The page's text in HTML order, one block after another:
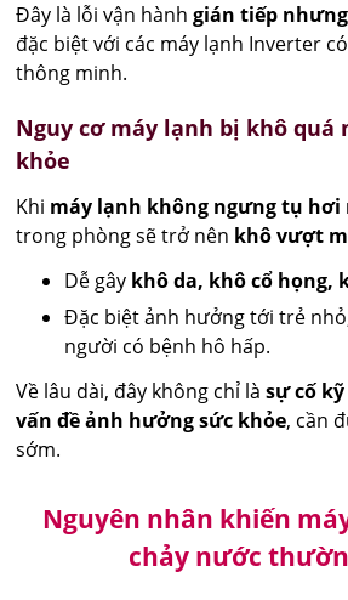
Đây là lỗi vận hànhgián tiếp
đặc biệt với các máy lạnh Inverter
thông minh.
Nguy cơ máy lạnh bị khô quá
khỏe
Khi máy lạnh không ngưng tụ hơi
trong phòng sẽ trở nên khô vượt
Dễ gây khô da, khô cổ họng,
Đặc biệt ảnh hưởng tới trẻ
người có bệnh hô hấp.
Về lâu dài, đây không chỉ làsự cố
vấn đề ảnh hưởng sức khỏe, cần
sớm.
Nguyên nhân khiến
chảy nước